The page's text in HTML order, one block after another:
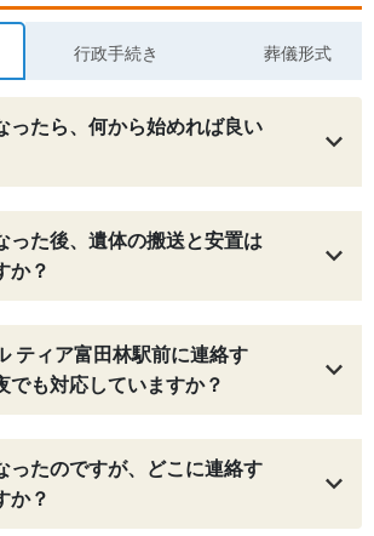
行政手続き 葬儀形式
ったら、何から始めれば良い
った後、遺体の搬送と安置は
か？
ティア富田林駅前に連絡す
でも対応していますか？
ったのですが、どこに連絡す
か？